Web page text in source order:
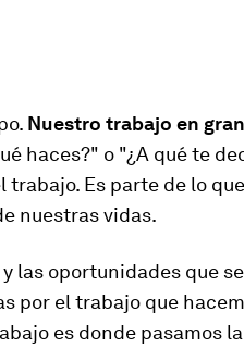
Nuestro trabajo en
haces?" o "¿A qué te
Es parte de lo
nuestras vidas.
las oportunidades que
por el trabajo que
es donde pasamos